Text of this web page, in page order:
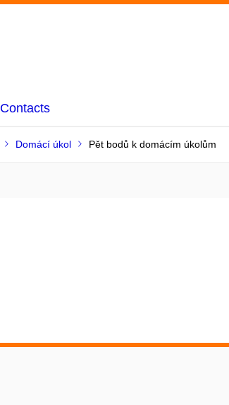
Contacts
Domácí úkol Pět bodů k domácím úkolům